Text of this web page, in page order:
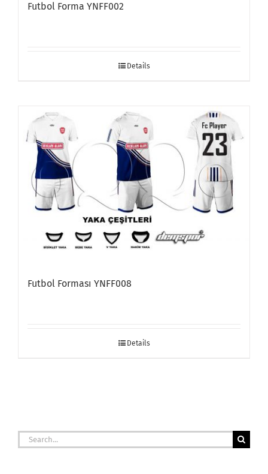
Futbol Forma YNFF002
Details
Futbol Forması YNFF008
Details
Search
for: